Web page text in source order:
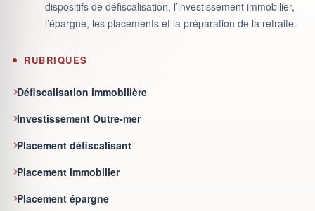
dispositifs de défiscalisation, l’investissement immobilier,
l’épargne, les placements et la préparation de la retraite.
RUBRIQUES
Défiscalisation immobilière
Investissement Outre-mer
Placement défiscalisant
Placement immobilier
Placement épargne